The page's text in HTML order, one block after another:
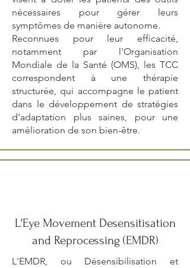
nécessaires pour gérer leurs
symptômes de manière autonome.
Reconnues pour leur efficacité,
notamment par l'Organisation
Mondiale de la Santé (OMS), les TCC
correspondent à une thérapie
structurée, qui accompagne le patient
dans le développement de stratégies
d'adaptation plus saines, pour une
amélioration de son bien-être.
L'Eye Movement Desensitisation
and Reprocessing (EMDR)
L'EMDR, ou Désensibilisation et